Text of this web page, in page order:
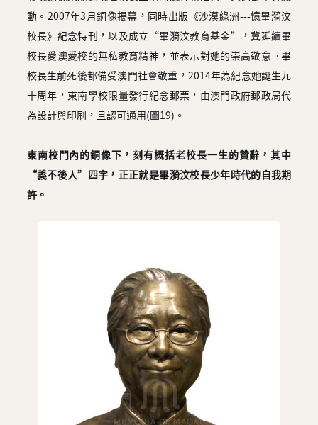
動。2007年3月銅像揭幕，同時出版《沙漠綠洲---憶畢漪汶
校長》紀念特刊，以及成立“畢漪汶教育基金”，冀延續畢
校長愛澳愛校的無私教育精神，並表示對她的崇高敬意。畢
校長生前死後都備受澳門社會敬重，2014年為紀念她誕生九
十周年，東南學校限量發行紀念郵票，由澳門政府郵政局代
為設計與印刷，且認可通用(圖19)。
東南校門內的銅像下，刻有概括老校長一生的贊辭，其中
“義不後人”四字，正正就是畢漪汶校長少年時代的自我期
許。